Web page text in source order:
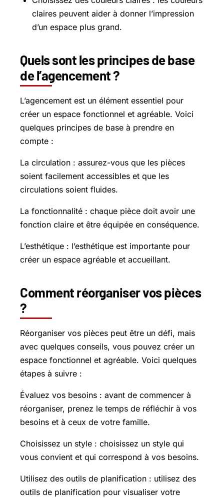
claires peuvent aider à donner l’impression
d’un espace plus grand.
Quels sont les principes de base
de l’agencement ?
L’agencement est un élément essentiel pour
créer un espace fonctionnel et agréable. Voici
quelques principes de base à prendre en
compte :
La circulation : assurez-vous que les pièces
soient facilement accessibles et que les
circulations soient fluides.
La fonctionnalité : chaque pièce doit avoir une
fonction claire et être équipée en conséquence.
L’esthétique : l’esthétique est importante pour
créer un espace agréable et accueillant.
Comment réorganiser vos pièces
?
Réorganiser vos pièces peut être un défi, mais
avec quelques conseils, vous pouvez créer un
espace fonctionnel et agréable. Voici quelques
étapes à suivre :
Évaluez vos besoins : avant de commencer à
réorganiser, prenez le temps de réfléchir à vos
besoins et à ceux de votre famille.
Choisissez un style : choisissez un style qui
vous convient et qui correspond à vos besoins.
Utilisez des outils de planification : utilisez des
outils de planification pour visualiser votre